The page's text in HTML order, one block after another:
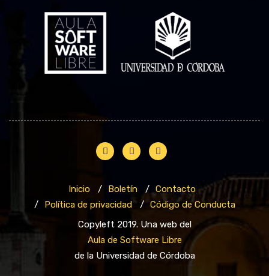
Inicio Boletín
Contacto
Política de privacidad
Código de Conducta
Copyleft 2019. Una web del
Aula de Software Libre
de la Universidad de Córdoba